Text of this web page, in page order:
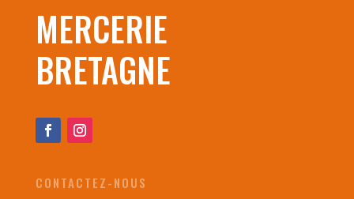
MERCERIE
BRETAGNE
CONTACTEZ-NOUS